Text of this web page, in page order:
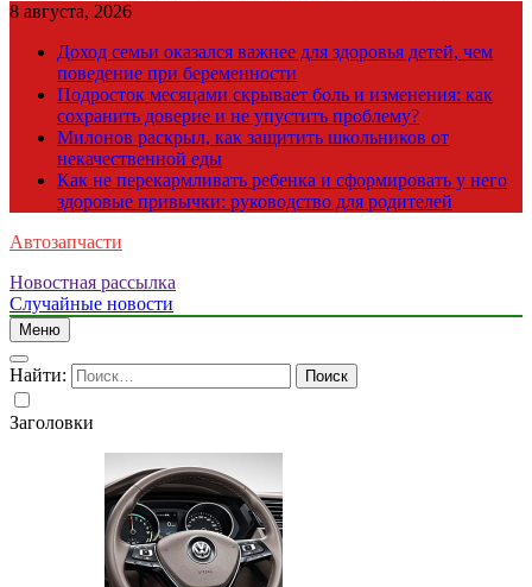
8 августа, 2026
Доход семьи оказался важнее для здоровья детей, чем
поведение при беременности
Подросток месяцами скрывает боль и изменения: как
сохранить доверие и не упустить проблему?
Милонов раскрыл, как защитить школьников от
некачественной еды
Как не перекармливать ребенка и сформировать у него
здоровые привычки: руководство для родителей
Автозапчасти
Новостная рассылка
Случайные новости
Меню
Найти:
Заголовки